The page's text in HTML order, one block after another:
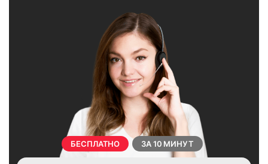
БЕСПЛАТНО ЗА 10 МИНУТ